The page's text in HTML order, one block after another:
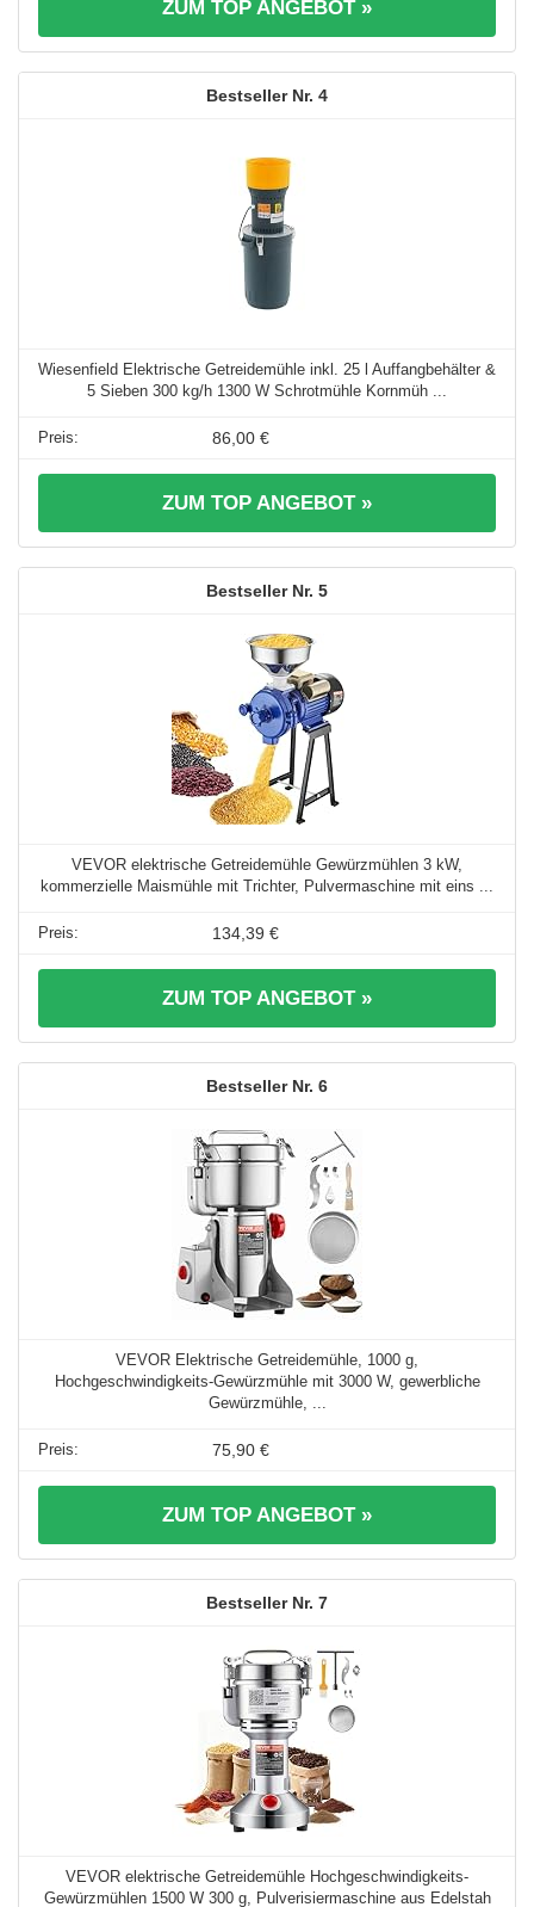
ZUM TOP ANGEBOT »
4
Wiesenfield Elektrische Getreidemühle inkl. 25 l Auffangbehälter &
5 Sieben 300 kg/h 1300 W Schrotmühle Kornmüh ...
86,00 €
ZUM TOP ANGEBOT »
5
VEVOR elektrische Getreidemühle Gewürzmühlen 3 kW,
kommerzielle Maismühle mit Trichter, Pulvermaschine mit eins ...
134,39 €
ZUM TOP ANGEBOT »
6
VEVOR Elektrische Getreidemühle, 1000 g,
Hochgeschwindigkeits-Gewürzmühle mit 3000 W, gewerbliche
Gewürzmühle, ...
75,90 €
ZUM TOP ANGEBOT »
7
VEVOR elektrische Getreidemühle Hochgeschwindigkeits-
Gewürzmühlen 1500 W 300 g, Pulverisiermaschine aus Edelstah